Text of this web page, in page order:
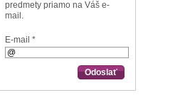
predmety priamo na Váš e-
mail.
E-mail *